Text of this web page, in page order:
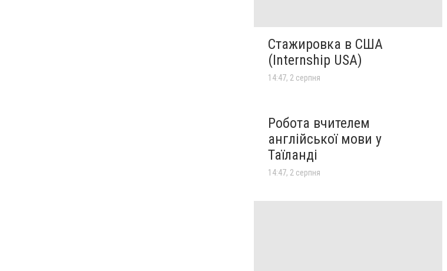
Стажировка в США
(Internship USA)
14:47, 2 серпня
Робота вчителем
англійської мови у
Таїланді
14:47, 2 серпня